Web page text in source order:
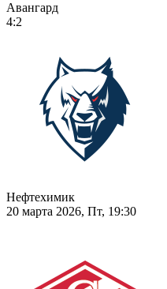
Авангард
4:2
Нефтехимик
20 марта 2026, Пт, 19:30